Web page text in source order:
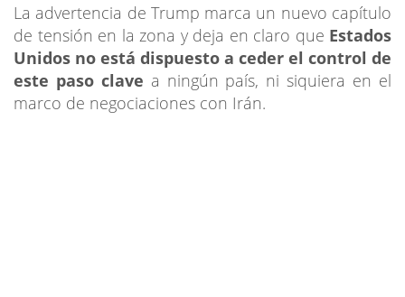
La advertencia de Trump marca un nuevo capítulo
de tensión en la zona y deja en claro que Estados
Unidos no está dispuesto a ceder el control de
este paso clave a ningún país, ni siquiera en el
marco de negociaciones con Irán.